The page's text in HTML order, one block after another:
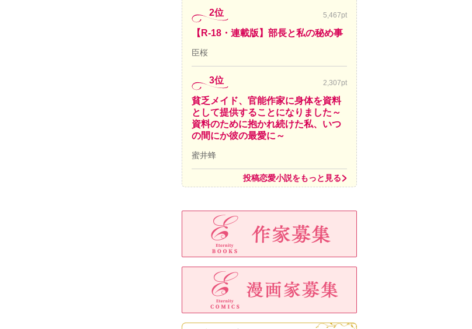
2位 5,467pt
【R-18・連載版】部長と私の秘め事
臣桜
3位 2,307pt
貧乏メイド、官能作家に身体を資料
として提供することになりました～
資料のために抱かれ続けた私、いつ
の間にか彼の最愛に～
蜜井蜂
投稿恋愛小説をもっと見る